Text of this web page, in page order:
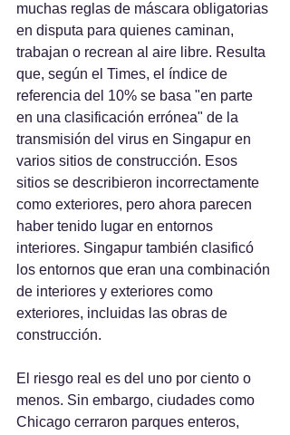
muchas reglas de máscara obligatorias
en disputa para quienes caminan,
trabajan o recrean al aire libre. Resulta
que, según el Times, el índice de
referencia del 10% se basa "en parte
en una clasificación errónea" de la
transmisión del virus en Singapur en
varios sitios de construcción. Esos
sitios se describieron incorrectamente
como exteriores, pero ahora parecen
haber tenido lugar en entornos
interiores. Singapur también clasificó
los entornos que eran una combinación
de interiores y exteriores como
exteriores, incluidas las obras de
construcción.
El riesgo real es del uno por ciento o
menos. Sin embargo, ciudades como
Chicago cerraron parques enteros,